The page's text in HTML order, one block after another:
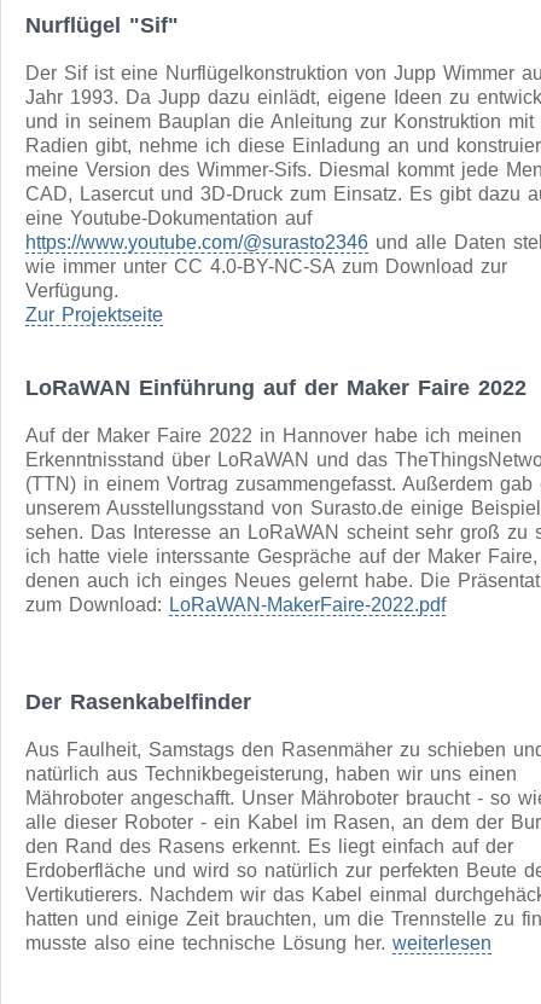
hatte: 10 x Z80 CPU, 10 x Z80 SIO und 10 x Z80 CTC.
Es fand sich dann auch noch der berühmte Rodnay Zaks
vermutlich umfassenste Befehlsreferenz zum Z80.
weiterlesen
Nurflügel "Sif"
Der Sif ist eine Nurflügelkonstruktion von Jupp Wimmer
Jahr 1993. Da Jupp dazu einlädt, eigene Ideen zu
und in seinem Bauplan die Anleitung zur Konstruktion mit
Radien gibt, nehme ich diese Einladung an und
CAD, Lasercut und 3D-Druck zum Einsatz. Es gibt dazu
eine Youtube-Dokumentation auf
https://www.youtube.com/@surasto2346 und alle Daten
wie immer unter CC 4.0-BY-NC-SA zum Download zur
Verfügung.
Zur Projektseite
LoRaWAN Einführung auf der Maker Faire 2022
Auf der Maker Faire 2022 in Hannover habe ich meinen
unserem Ausstellungsstand von Surasto.de einige
ich hatte viele interssante Gespräche auf der Maker
denen auch ich einges Neues gelernt habe. Die
zum Download:LoRaWAN-MakerFaire-2022.pdf
Der Rasenkabelfinder
Aus Faulheit, Samstags den Rasenmäher zu schieben
natürlich aus Technikbegeisterung, haben wir uns einen